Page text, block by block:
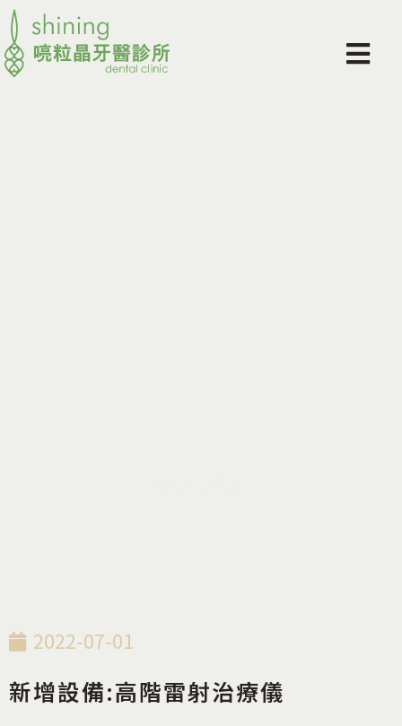
2022-07-01
新增設備:高階雷射治療儀